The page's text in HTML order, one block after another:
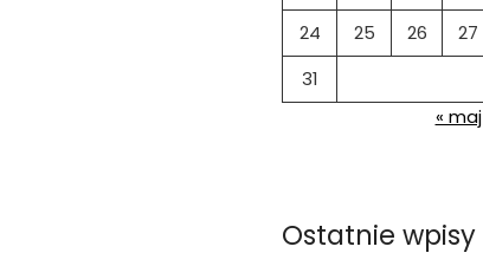
24
25 26 27
31
« maj
Ostatnie wpisy